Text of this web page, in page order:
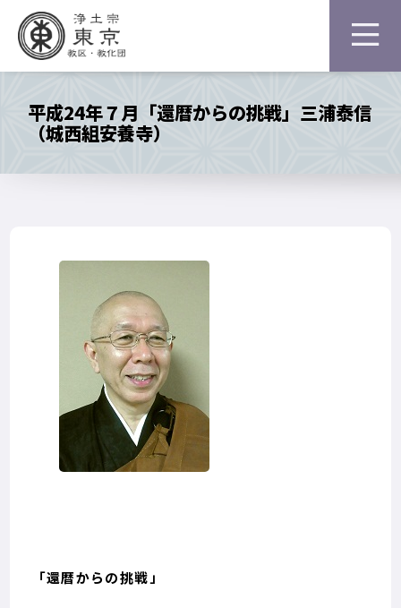
平成24年７月「還暦からの挑戦」三浦泰信
（城西組安養寺）
「還暦からの挑戦」